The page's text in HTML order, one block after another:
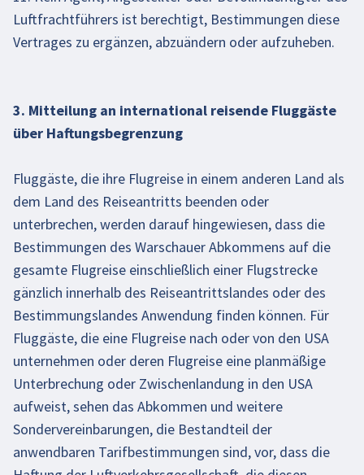
Luftfrachtführers ist berechtigt, Bestimmungen diese
Vertrages zu ergänzen, abzuändern oder aufzuheben.
3. Mitteilung an international reisende Fluggäste
über Haftungsbegrenzung
Fluggäste, die ihre Flugreise in einem anderen Land als
dem Land des Reiseantritts beenden oder
unterbrechen, werden darauf hingewiesen, dass die
Bestimmungen des Warschauer Abkommens auf die
gesamte Flugreise einschließlich einer Flugstrecke
gänzlich innerhalb des Reiseantrittslandes oder des
Bestimmungslandes Anwendung finden können. Für
Fluggäste, die eine Flugreise nach oder von den USA
unternehmen oder deren Flugreise eine planmäßige
Unterbrechung oder Zwischenlandung in den USA
aufweist, sehen das Abkommen und weitere
Sondervereinbarungen, die Bestandteil der
anwendbaren Tarifbestimmungen sind, vor, dass die